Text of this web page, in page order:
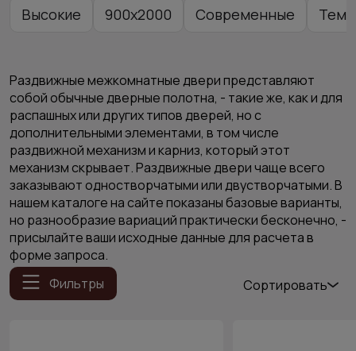
Высокие 900x2000 Современные
Раздвижные межкомнатные двери представляют
собой обычные дверные полотна, - такие же, как и для
распашных или других типов дверей, но с
дополнительными элементами, в том числе
раздвижной механизм и карниз, который этот
механизм скрывает. Раздвижные двери чаще всего
заказывают одностворчатыми или двустворчатыми. В
нашем каталоге на сайте показаны базовые варианты,
но разнообразие вариаций практически бесконечно, -
присылайте ваши исходные данные для расчета в
форме запроса.
Фильтры
Сортировать